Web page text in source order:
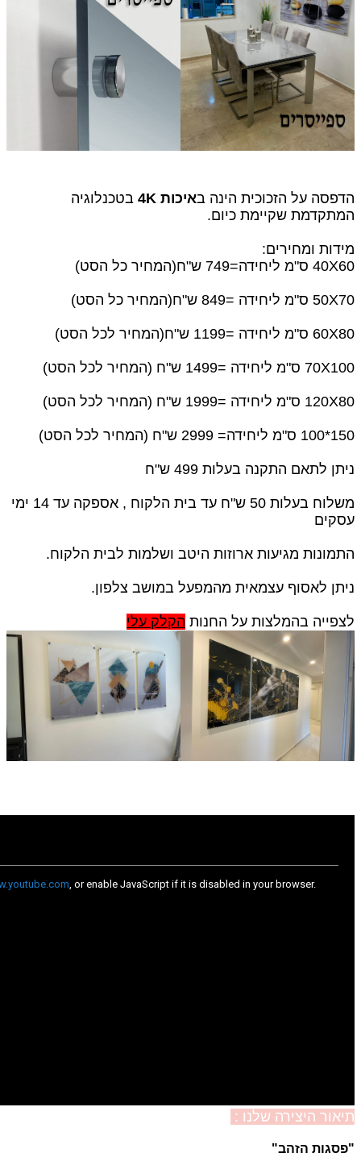
הדפסה על הזכוכית הינה באיכות 4K
בטכנלוגיה
המתקדמת שקיימת כיום.
מידות ומחירים:
40X60 ס"מ ליחידה=749 ש"ח
(המחיר כל הסט)
50X70 ס"מ ליחידה =849 ש"ח(המחיר כל הסט)
60X80 ס"מ ליחידה =1199 ש"ח(המחיר לכל הסט)
70X100 ס"מ ליחידה =1499 ש"ח (המחיר לכל הסט)
120X80 ס"מ ליחידה =1999 ש"ח (המחיר לכל הסט)
150*100 ס"מ ליחידה= 2999 ש"ח (המחיר לכל הסט)
ניתן לתאם התקנה בעלות 499 ש"ח
משלוח בעלות 50 ש"ח עד בית הלקוח , אספקה עד 14 ימי
עסקים
התמונות מגיעות ארוזות היטב ושלמות לבית הלקוח.
ניתן לאסוף עצמאית מהמפעל במושב צלפון.
לצפייה בהמלצות על החנות הקלק עלי
תיאור היצירה שלנו :
"פסגות הזהב"